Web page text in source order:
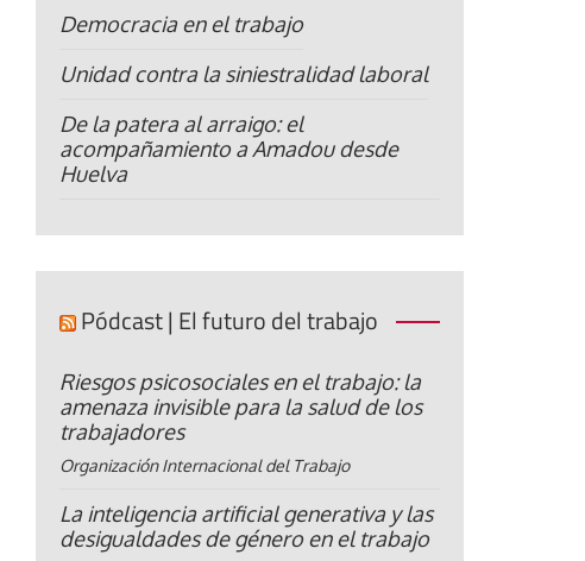
Democracia en el trabajo
Unidad contra la siniestralidad laboral
De la patera al arraigo: el
acompañamiento a Amadou desde
Huelva
Pódcast | El futuro del trabajo
Riesgos psicosociales en el trabajo: la
amenaza invisible para la salud de los
trabajadores
Organización Internacional del Trabajo
La inteligencia artificial generativa y las
desigualdades de género en el trabajo